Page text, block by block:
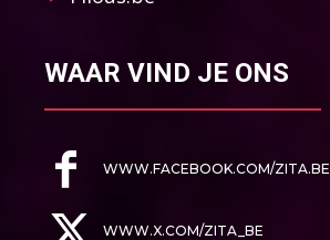
WAAR VIND JE ONS
WWW.FACEBOOK.COM/ZITA.BE
WWW.X.COM/ZITA_BE